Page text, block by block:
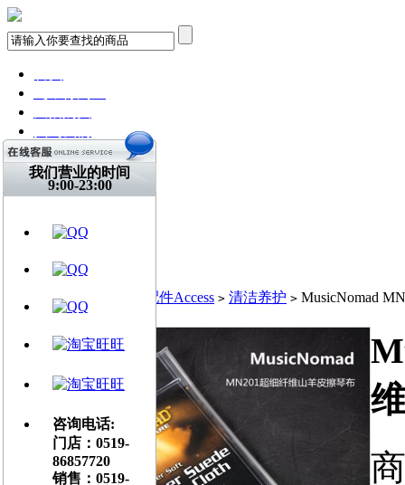
关注微博
视频网站
文章资讯
交流平台
乐器周边
当前位置: 乐器配件Access > 清洁养护 > MusicNomad
我们营业的时间
9:00-23:00
咨询电话:
门店：0519-
86857720
销售：0519-